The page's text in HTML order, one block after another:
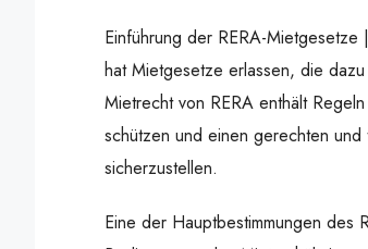
Einführung der RERA-
hat Mietgesetze erlassen, die
Mietrecht von RERA enthält
schützen und einen gerechten
sicherzustellen.
Eine der Hauptbestimmungen des